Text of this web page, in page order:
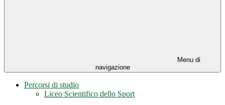
Menu di
navigazione
Percorsi di studio
Liceo Scientifico dello Sport